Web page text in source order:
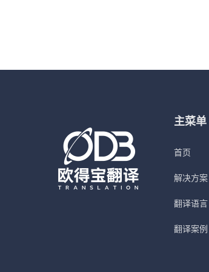
主菜单
首页
解决方案
翻译语言
翻译案例